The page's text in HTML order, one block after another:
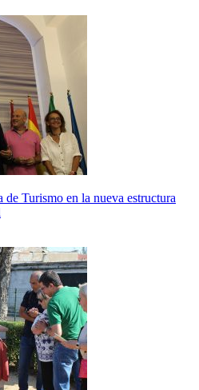
Turismo en la nueva estructura